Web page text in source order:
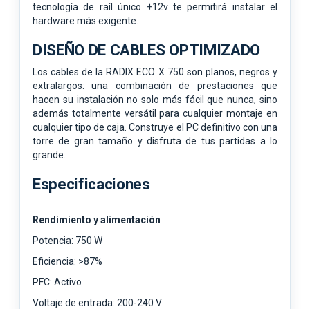
tecnología de raíl único +12v te permitirá instalar el
hardware más exigente.
DISEÑO DE CABLES OPTIMIZADO
Los cables de la RADIX ECO X 750 son planos, negros y
extralargos: una combinación de prestaciones que
hacen su instalación no solo más fácil que nunca, sino
además totalmente versátil para cualquier montaje en
cualquier tipo de caja. Construye el PC definitivo con una
torre de gran tamaño y disfruta de tus partidas a lo
grande.
Especificaciones
Rendimiento y alimentación
Potencia: 750 W
Eficiencia: >87%
PFC: Activo
Voltaje de entrada: 200-240 V